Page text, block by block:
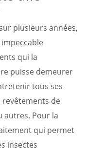
plusieurs années,
qui la
puisse demeurer
tous ses
de
autres. Pour la
qui permet
insectes